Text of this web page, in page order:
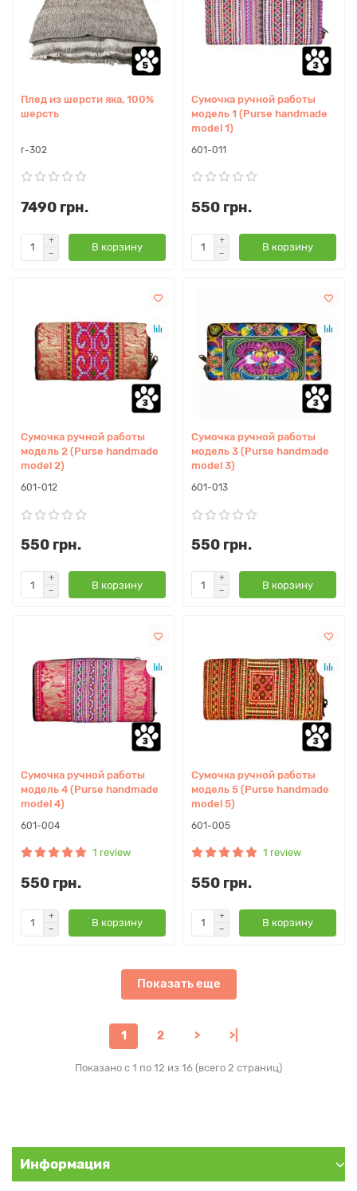
Плед из шерсти яка, 100%
шерсть
r-302
7490 грн.
В корзину
Сумочка ручной работы
модель 1 (Purse handmade
model 1)
601-011
550 грн.
В корзину
Сумочка ручной работы
модель 2 (Purse handmade
model 2)
601-012
550 грн.
В корзину
Сумочка ручной работы
модель 3 (Purse handmade
model 3)
601-013
550 грн.
В корзину
Сумочка ручной работы
модель 4 (Purse handmade
model 4)
601-004
1 review
550 грн.
В корзину
Сумочка ручной работы
модель 5 (Purse handmade
model 5)
601-005
1 review
550 грн.
В корзину
Показать еще
1 2 > >|
Показано с 1 по 12 из 16 (всего 2 страниц)
Информация